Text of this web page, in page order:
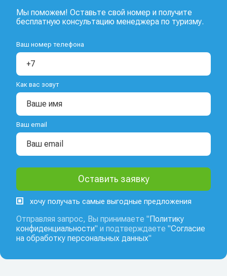
Мы поможем! Оставьте свой номер и получите
бесплатную консультацию менеджера по туризму.
Ваш номер телефона
Как вас зовут
Ваш email
хочу получать самые выгодные предложения
Отправляя запрос, Вы принимаете " Политику
конфиденциальности" и подтверждаете "Согласие
на обработку персональных данных"